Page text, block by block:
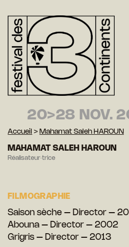
20>28 NOV.
Accueil > Mahamat Saleh HAROUN
MAHAMAT SALEH HAROUN
Réalisateur·trice
FILMOGRAPHIE
Saison sèche – Director –
Abouna – Director – 2002
Grigris – Director – 2013